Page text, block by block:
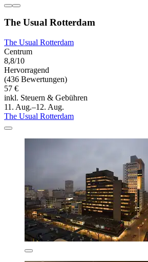
The Usual Rotterdam
The Usual Rotterdam
Centrum
8,8/10
Hervorragend
(436 Bewertungen)
57 €
inkl. Steuern & Gebühren
11. Aug.–12. Aug.
The Usual Rotterdam